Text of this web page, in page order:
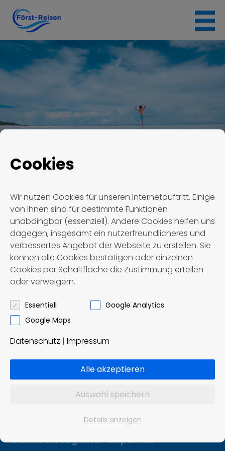
Skip
content
Först Reisen Termin #1705
Termin #1705
Först – Reisen OHG
Omnibusbetrieb und Reisebüro
Ziddelrasen 8
99830 Treffurt
Tel.: 036923 / 8 02 91
info@foerst-reisen.de
Impuls Werbeagentur, Hannover
www.werbeagentur-impuls.de
Cookies
Wir nutzen Cookies für unseren Internetauftritt. Einige
von ihnen sind für bestimmte Funktionen
unabdingbar (essenziell). Andere Cookies helfen uns
dagegen, insgesamt ein nutzerfreundlicheres und
verbessertes Angebot der Webseite zu erstellen. Sie
können alle Cookies bestätigen oder einzelnen
Cookies per Schaltfläche die Zustimmung erteilen
oder verweigern.
Essentiell
Google Analytics
Google Maps
Datenschutz | Impressum
Alle akzeptieren
Auswahl speichern
Details anzeigen